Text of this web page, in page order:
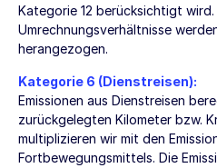
Kategorie 12 berücksichtigt wird.
Umrechnungsverhältnisse
herangezogen.
Kategorie 6 (Dienstreisen):
Emissionen aus Dienstreisen
zurückgelegten Kilometer bzw.
multiplizieren wir mit den
Fortbewegungsmittels. Die